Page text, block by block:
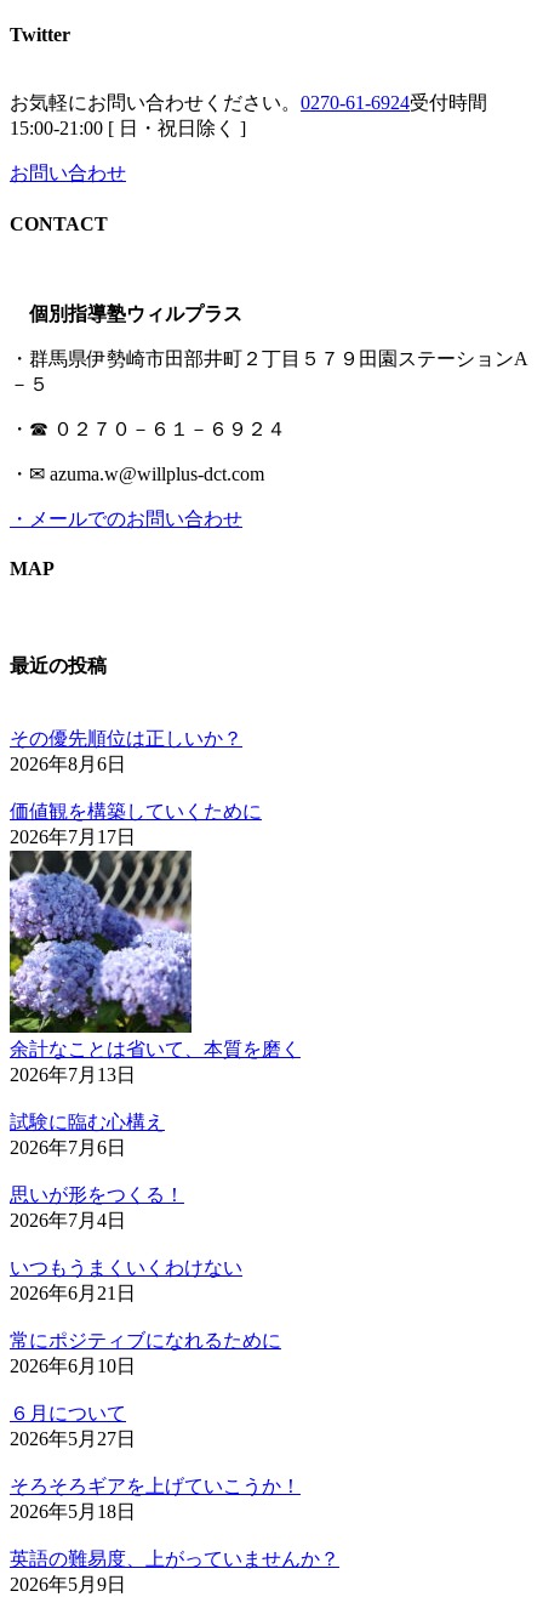
Twitter
お気軽にお問い合わせください。 0270-61-6924受付時間
15:00-21:00 [ 日・祝日除く ]
お問い合わせ
CONTACT
個別指導塾ウィルプラス
・群馬県伊勢崎市田部井町２丁目５７９田園ステーションA
－５
・☎ ０２７０－６１－６９２４
・✉ azuma.w@willplus-dct.com
・メールでのお問い合わせ
MAP
最近の投稿
その優先順位は正しいか？
2026年8月6日
価値観を構築していくために
2026年7月17日
余計なことは省いて、本質を磨く
2026年7月13日
試験に臨む心構え
2026年7月6日
思いが形をつくる！
2026年7月4日
いつもうまくいくわけない
2026年6月21日
常にポジティブになれるために
2026年6月10日
６月について
2026年5月27日
そろそろギアを上げていこうか！
2026年5月18日
英語の難易度、上がっていませんか？
2026年5月9日